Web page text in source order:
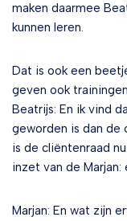
maken daarmee
kunnen leren.
Dat is ook een
geven ook
Beatrijs: En ik vind
geworden is dan de
is de cliëntenraad
inzet van de Marjan:
Marjan: En wat zijn